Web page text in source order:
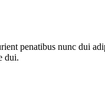
penatibus nunc dui
dui.